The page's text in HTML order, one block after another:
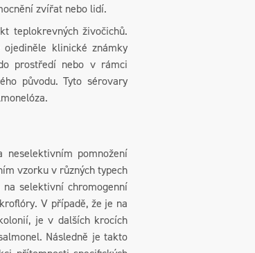
zvířat nebo lidí.
teplokrevných živočichů.
klinické známky
prostředí nebo v rámci
původu. Tyto sérovary
neselektivním pomnožení
vzorku v různých typech
selektivní chromogenní
V případě, že je na
je v dalších krocích
Následně je takto